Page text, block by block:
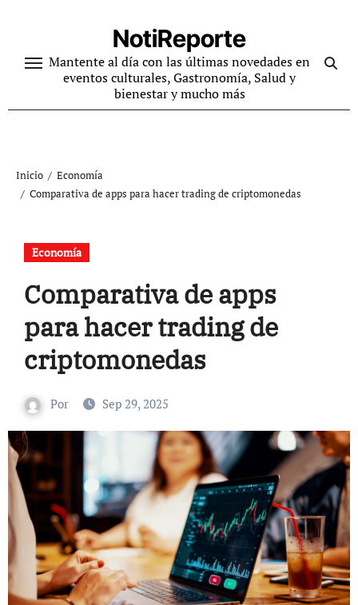
contenido
NotiReporte
Mantente al día con las últimas novedades en
eventos culturales, Gastronomía, Salud y
bienestar y mucho más
Inicio
Economía
Comparativa de apps para hacer trading de criptomonedas
Economía
Comparativa de apps
para hacer trading de
criptomonedas
Por Sep 29, 2025